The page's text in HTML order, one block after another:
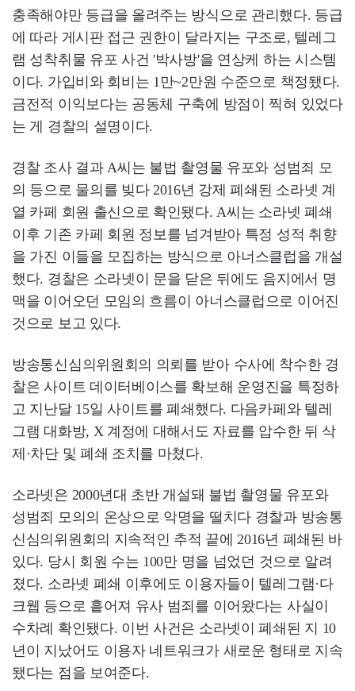
충족해야만 등급을 올려주는 방식으로 관리했다. 등급
에 따라 게시판 접근 권한이 달라지는 구조로, 텔레그
램 성착취물 유포 사건 '박사방'을 연상케 하는 시스템
이다. 가입비와 회비는 1만~2만원 수준으로 책정됐다.
금전적 이익보다는 공동체 구축에 방점이 찍혀 있었다
는 게 경찰의 설명이다.
경찰 조사 결과 A씨는 불법 촬영물 유포와 성범죄 모
의 등으로 물의를 빚다 2016년 강제 폐쇄된 소라넷 계
열 카페 회원 출신으로 확인됐다. A씨는 소라넷 폐쇄
이후 기존 카페 회원 정보를 넘겨받아 특정 성적 취향
을 가진 이들을 모집하는 방식으로 아너스클럽을 개설
했다. 경찰은 소라넷이 문을 닫은 뒤에도 음지에서 명
맥을 이어오던 모임의 흐름이 아너스클럽으로 이어진
것으로 보고 있다.
방송통신심의위원회의 의뢰를 받아 수사에 착수한 경
찰은 사이트 데이터베이스를 확보해 운영진을 특정하
고 지난달 15일 사이트를 폐쇄했다. 다음카페와 텔레
그램 대화방, X 계정에 대해서도 자료를 압수한 뒤 삭
제·차단 및 폐쇄 조치를 마쳤다.
소라넷은 2000년대 초반 개설돼 불법 촬영물 유포와
성범죄 모의의 온상으로 악명을 떨치다 경찰과 방송통
신심의위원회의 지속적인 추적 끝에 2016년 폐쇄된 바
있다. 당시 회원 수는 100만 명을 넘었던 것으로 알려
졌다. 소라넷 폐쇄 이후에도 이용자들이 텔레그램·다
크웹 등으로 흩어져 유사 범죄를 이어왔다는 사실이
수차례 확인됐다. 이번 사건은 소라넷이 폐쇄된 지 10
년이 지났어도 이용자 네트워크가 새로운 형태로 지속
됐다는 점을 보여준다.